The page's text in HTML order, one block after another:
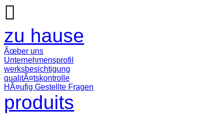

zu hause
Ãœber uns
Unternehmensprofil
werksbesichtigung
qualitÃ¤tskontrolle
HÃ¤ufig Gestellte Fragen
produits